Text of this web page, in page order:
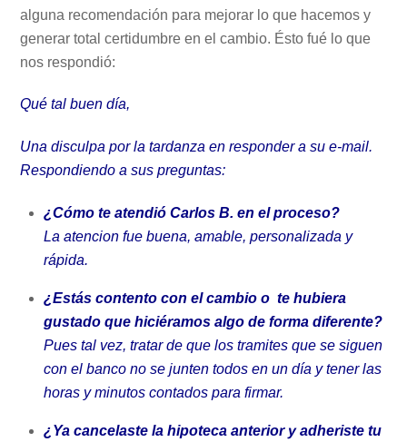
alguna recomendación para mejorar lo que hacemos y
generar total certidumbre en el cambio. Ésto fué lo que
nos respondió:
Qué tal buen día,
Una disculpa por la tardanza en responder a su e-mail.
Respondiendo a sus preguntas:
¿Cómo te atendió Carlos B. en el proceso?
La atencion fue buena, amable, personalizada y
rápida.
¿Estás contento con el cambio o te hubiera
gustado que hiciéramos algo de forma diferente?
Pues tal vez, tratar de que los tramites que se siguen
con el banco no se junten todos en un día y tener las
horas y minutos contados para firmar.
¿Ya cancelaste la hipoteca anterior y adheriste tu